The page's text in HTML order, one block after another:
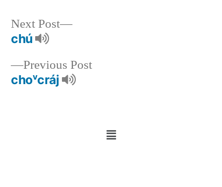
Previous Post
choᵛcráj
Next Post
chú